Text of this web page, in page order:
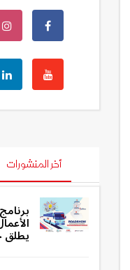
أخر المنشورات
يطلق